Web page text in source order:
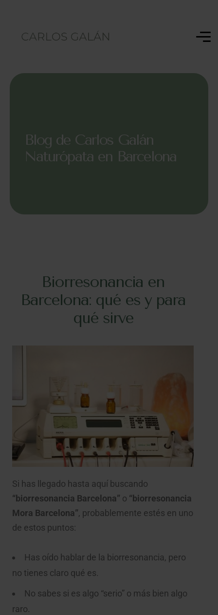
Blog de Carlos Galán
Naturópata en Barcelona
Biorresonancia en
Barcelona: qué es y para
qué sirve
Si has llegado hasta aquí buscando
“biorresonancia Barcelona” o “biorresonancia
Mora Barcelona”, probablemente estés en uno
de estos puntos:
Has oído hablar de la biorresonancia, pero
no tienes claro qué es.
No sabes si es algo “serio” o más bien algo
raro.